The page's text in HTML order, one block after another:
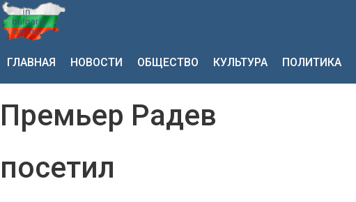
ГЛАВНАЯ НОВОСТИ ОБЩЕСТВО КУЛЬТУРА ПОЛИТИКА
Премьер Радев
посетил